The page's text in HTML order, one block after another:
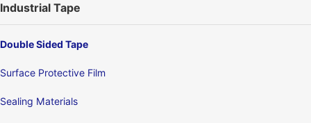
Industrial Tape
Double Sided Tape
Surface Protective Film
Sealing Materials